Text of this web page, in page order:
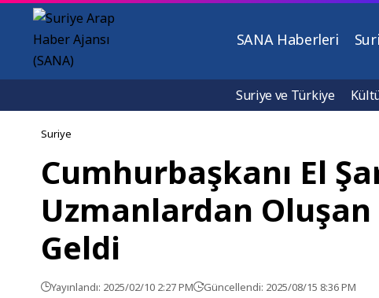
SANA Haberleri
Suriye ve Türkiye
Suriye
Cumhurbaşkanı El
Uzmanlardan Oluşan
Geldi
Yayınlandı: 2025/02/10 2:27 PM Güncellendi: 2025/08/15 8:36 PM